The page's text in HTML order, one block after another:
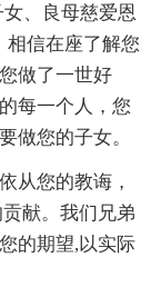
、良母慈爱恩
相信在座了解您
做了一世好
每一个人，您
做您的子女。
从您的教诲，
献。我们兄弟
的期望,以实际